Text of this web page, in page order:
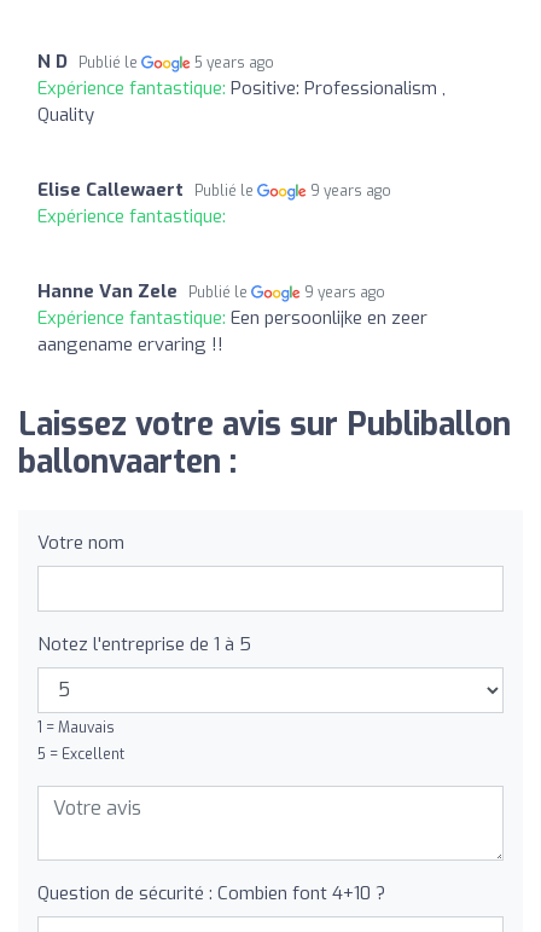
N D Publié le 5 years ago
Expérience fantastique: Positive: Professionalism ,
Quality
Elise Callewaert Publié le 9 years ago
Expérience fantastique:
Hanne Van Zele Publié le 9 years ago
Expérience fantastique: Een persoonlijke en zeer
aangename ervaring !!
Laissez votre avis sur Publiballon
ballonvaarten :
Votre nom
Notez l'entreprise de 1 à 5
1 = Mauvais
5 = Excellent
Question de sécurité : Combien font 4+10 ?